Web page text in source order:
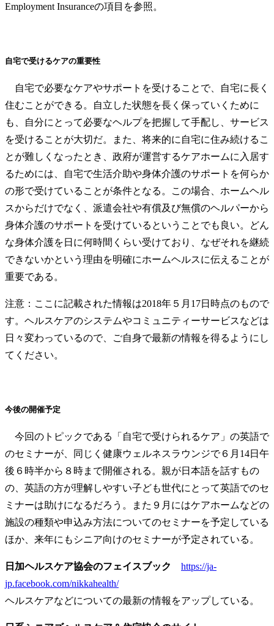
Employment Insuranceの項目を参照。
自宅で受けるケアの重要性
自宅で必要なケアやサポートを受けることで、自宅に長く
住むことができる。自立した状態を長く保っていくために
も、自分にとって必要なヘルプを把握して手配し、サービス
を受けることが大切だ。また、将来的に自宅に住み続けるこ
とが難しくなったとき、政府が運営するケアホームに入居す
るためには、自宅で生活介助や身体介護のサポートを何らか
の形で受けていることが条件となる。この場合、ホームヘル
スからだけでなく、派遣会社や有償及び無償のヘルパーから
身体介護のサポートを受けているということでも良い。どん
な身体介護を日に何時間くらい受けており、なぜそれを継続
できないかという理由を明確にホームヘルスに伝えることが
重要である。
注意：ここに記載された情報は2018年５月17日時点のもので
す。ヘルスケアのシステムやコミュニティーサービスなどは
日々変わっているので、ご自身で最新の情報を得るようにし
てください。
今後の開催予定
今回のトピックである「自宅で受けられるケア」の英語で
のセミナーが、同じく健康ウェルネスラウンジで６月14日午
後６時半から８時まで開催される。親が日本語を話すもの
の、英語の方が理解しやすい子ども世代にとって英語でのセ
ミナーは助けになるだろう。また９月にはケアホームなどの
施設の種類や申込み方法についてのセミナーを予定している
ほか、来年にもシニア向けのセミナーが予定されている。
日加ヘルスケア協会のフェイスブック
https://ja-
jp.facebook.com/nikkahealth/
ヘルスケアなどについての最新の情報をアップしている。